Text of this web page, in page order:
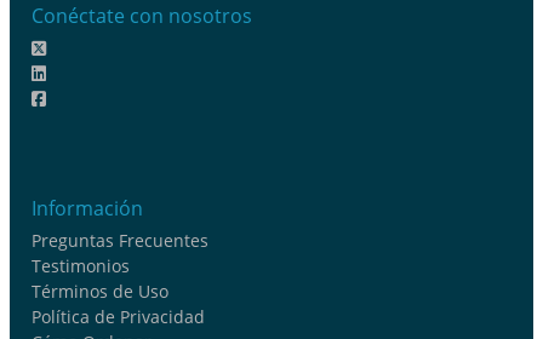
Conéctate con nosotros
Información
Preguntas Frecuentes
Testimonios
Términos de Uso
Política de Privacidad